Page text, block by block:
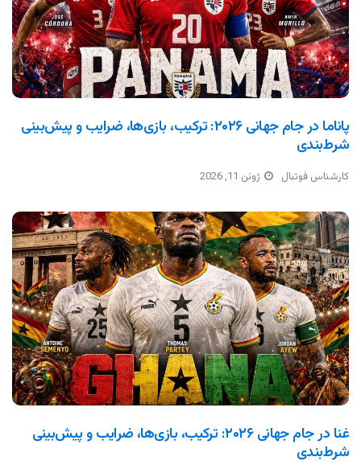
پاناما در جام جهانی ۲۰۲۶: ترکیب، بازی‌ها، ضرایب و پیش‌بینی
شرط‌بندی
کارشناس فوتبال ژوئن 11, 2026
غنا در جام جهانی ۲۰۲۶: ترکیب، بازی‌ها، ضرایب و پیش‌بینی
شرط‌بندی